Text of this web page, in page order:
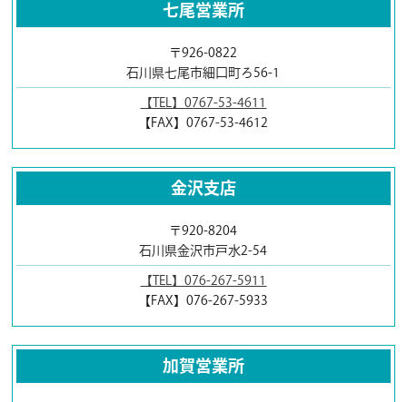
七尾営業所
〒926-0822
石川県七尾市細口町ろ56-1
【TEL】0767-53-4611
【FAX】0767-53-4612
金沢支店
〒920-8204
石川県金沢市戸水2-54
【TEL】076-267-5911
【FAX】076-267-5933
加賀営業所